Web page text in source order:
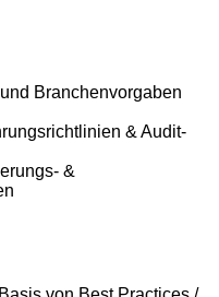
Branchenvorgaben
& Audit-
&